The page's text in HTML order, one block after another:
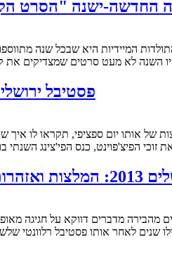
השנה לא מעט סרטים שמצדיקים את
פסטיבל ירושלים 2013: דיווח #6
הפיצ'פוינט, כנס הפי'צינג השנתי
שכבר ראינו
שנים לאחר אותו פסטיבל רלוונטי